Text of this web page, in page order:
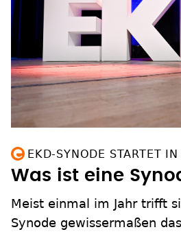
EKD-SYNODE STARTET
Was ist eine
Meist einmal im Jahr trifft
Synode gewissermaßen